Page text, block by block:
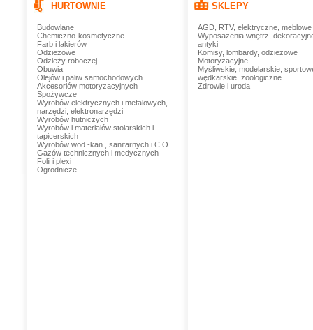
HURTOWNIE
Budowlane
Chemiczno-kosmetyczne
Farb i lakierów
Odzieżowe
Odzieży roboczej
Obuwia
Olejów i paliw samochodowych
Akcesoriów motoryzacyjnych
Spożywcze
Wyrobów elektrycznych i metalowych,
narzędzi, elektronarzędzi
Wyrobów hutniczych
Wyrobów i materiałów stolarskich i
tapicerskich
Wyrobów wod.-kan., sanitarnych i C.O.
Gazów technicznych i medycznych
Folii i plexi
Ogrodnicze
SKLEPY
AGD, RTV, elektryczne, meblowe
Wyposażenia wnętrz,
antyki
Komisy, lombardy, odzieżowe
Motoryzacyjne
Myśliwskie, modelarskie,
wędkarskie, zoologiczne
Zdrowie i uroda